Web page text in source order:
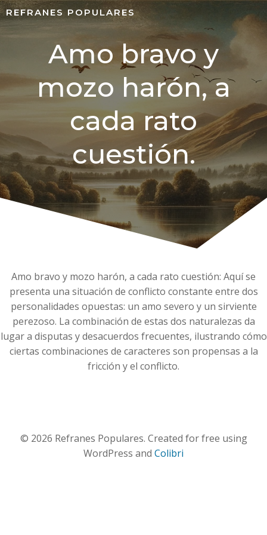
REFRANES POPULARES
Amo bravo y
mozo harón, a
cada rato
cuestión.
Amo bravo y mozo harón, a cada rato cuestión: Aquí se
presenta una situación de conflicto constante entre dos
personalidades opuestas: un amo severo y un sirviente
perezoso. La combinación de estas dos naturalezas da
lugar a disputas y desacuerdos frecuentes, ilustrando cómo
ciertas combinaciones de caracteres son propensas a la
fricción y el conflicto.
© 2026 Refranes Populares. Created for free using
WordPress and Colibri